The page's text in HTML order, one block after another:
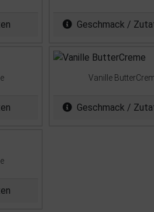
Geschmack /
Vanille
Geschmack /